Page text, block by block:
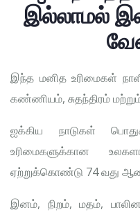
இல்லாமல்
இந்த மனித உரிமைகள்
கண்ணியம், சுதந்திரம்
ஐக்கிய நாடுகள்
உரிமைகளுக்கான
ஏற்றுக்கொண்டு 74 வது
இனம், நிறம், மதம்,